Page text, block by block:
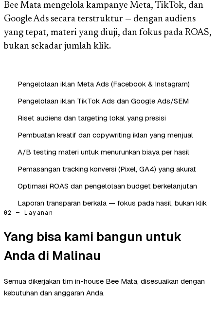
Bee Mata mengelola kampanye Meta, TikTok, dan
Google Ads secara terstruktur — dengan audiens
yang tepat, materi yang diuji, dan fokus pada ROAS,
bukan sekadar jumlah klik.
Pengelolaan iklan Meta Ads (Facebook & Instagram)
Pengelolaan iklan TikTok Ads dan Google Ads/SEM
Riset audiens dan targeting lokal yang presisi
Pembuatan kreatif dan copywriting iklan yang menjual
A/B testing materi untuk menurunkan biaya per hasil
Pemasangan tracking konversi (Pixel, GA4) yang akurat
Optimasi ROAS dan pengelolaan budget berkelanjutan
Laporan transparan berkala — fokus pada hasil, bukan klik
02 — Layanan
Yang bisa kami bangun untuk
Anda di Malinau
Semua dikerjakan tim in-house Bee Mata, disesuaikan dengan
kebutuhan dan anggaran Anda.